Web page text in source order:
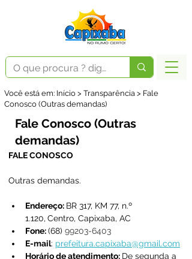
Você está em: Início > Transparência > Fale
Conosco (Outras demandas)
Fale Conosco (Outras
demandas)
FALE CONOSCO
Outras demandas.
Endereço: BR 317, KM 77, n.º
1.120, Centro, Capixaba, AC
Fone: (68) 99203-6403
E-mail: prefeitura.capixaba@gmail.com
Horário de atendimento: De segunda a